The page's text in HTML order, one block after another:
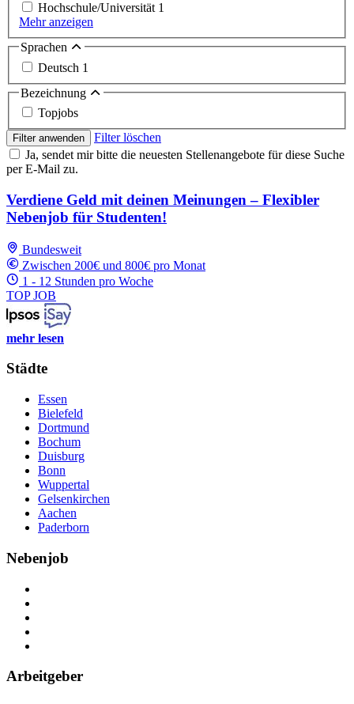
Hochschule/Universität 1
Mehr anzeigen
Sprachen
Deutsch 1
Bezeichnung
Topjobs
Filter anwenden
Filter löschen
Ja, sendet mir bitte die neuesten Stellenangebote für diese Suche
per E-Mail zu.
Verdiene Geld mit deinen Meinungen – Flexibler
Nebenjob für Studenten!
Bundesweit
Zwischen 200€ und 800€ pro Monat
1 - 12 Stunden pro Woche
TOP JOB
mehr lesen
Städte
Essen
Bielefeld
Dortmund
Bochum
Duisburg
Bonn
Wuppertal
Gelsenkirchen
Aachen
Paderborn
Nebenjob
Arbeitgeber